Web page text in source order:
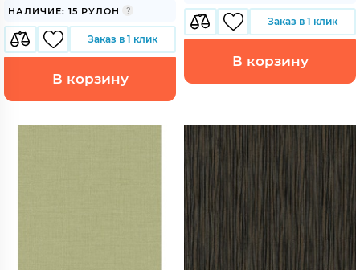
НАЛИЧИЕ: 15 РУЛОН
Заказ в 1 клик
В корзину
Заказ в 1 клик
В корзину